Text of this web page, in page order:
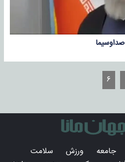
۶
جامعه ورزش
سلامت